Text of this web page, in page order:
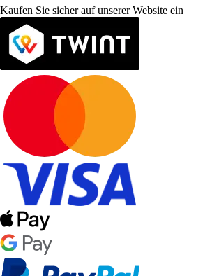
Kaufen Sie sicher auf unserer Website ein